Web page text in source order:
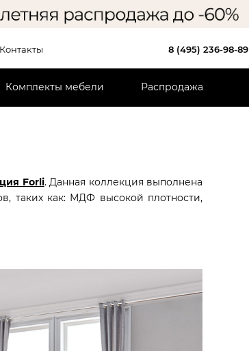
Контакты 8 (495) 236-98-89
Комплекты мебели Распродажа
Forli. Данная коллекция выполнена
таких как: МДФ высокой плотности,